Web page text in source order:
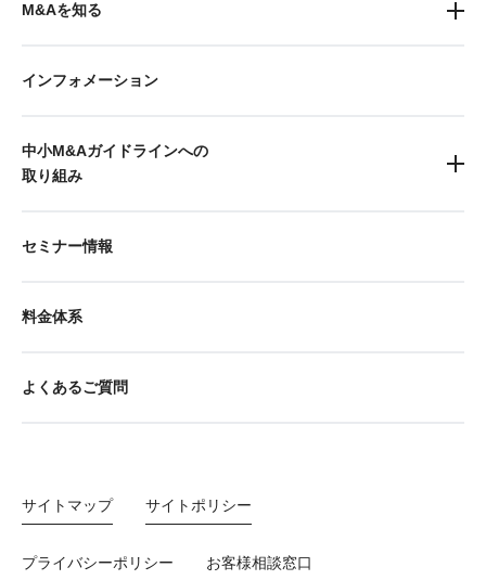
M&Aを知る
インフォメーション
中小M&Aガイドラインへの
取り組み
セミナー情報
料金体系
よくあるご質問
サイトマップ サイトポリシー
プライバシーポリシー お客様相談窓口